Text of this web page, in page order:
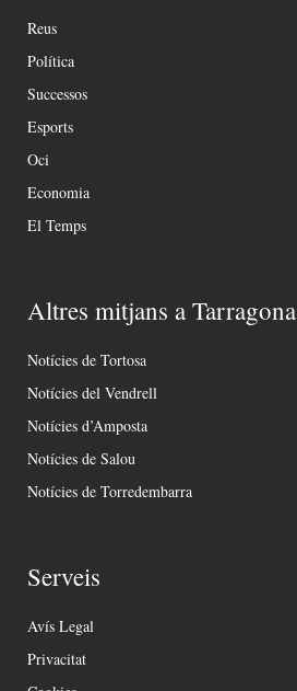
Reus
Política
Successos
Esports
Oci
Economia
El Temps
Altres mitjans a Tarragona
Notícies de Tortosa
Notícies del Vendrell
Notícies d’Amposta
Notícies de Salou
Notícies de Torredembarra
Serveis
Avís Legal
Privacitat